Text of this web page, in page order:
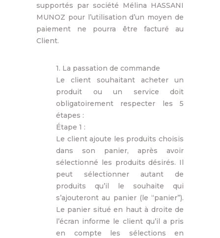
supportés par société Mélina HASSANI
MUNOZ pour l’utilisation d’un moyen de
paiement ne pourra être facturé au
Client.
1. La passation de commande
Le client souhaitant acheter un
produit ou un service doit
obligatoirement respecter les 5
étapes :
Étape 1 :
Le client ajoute les produits choisis
dans son panier, après avoir
sélectionné les produits désirés. Il
peut sélectionner autant de
produits qu’il le souhaite qui
s’ajouteront au panier (le “panier”).
Le panier situé en haut à droite de
l’écran informe le client qu’il a pris
en compte les sélections en